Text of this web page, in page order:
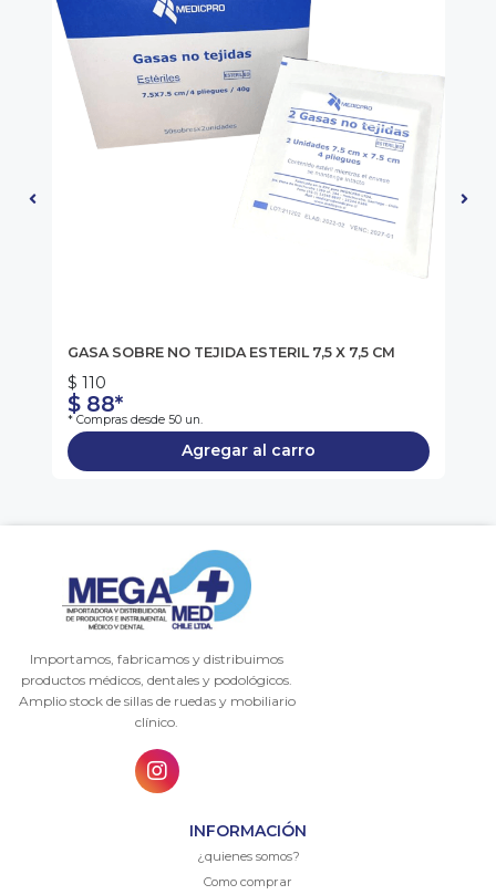
GASA SOBRE NO TEJIDA ESTERIL 7,5 X 7,5 CM
$ 110
$ 88*
* Compras desde 50 un.
Agregar al carro
Importamos, fabricamos y distribuimos
productos médicos, dentales y podológicos.
Amplio stock de sillas de ruedas y mobiliario
clínico.
INFORMACIÓN
¿quienes somos?
Como comprar